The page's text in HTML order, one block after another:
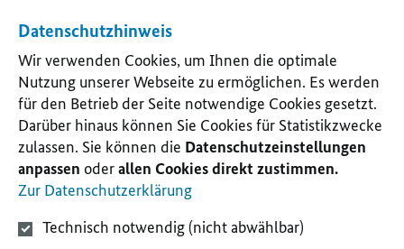
Datenschutzhinweis
Wir verwenden Cookies, um Ihnen die optimale
Nutzung unserer Webseite zu ermöglichen. Es werden
für den Betrieb der Seite notwendige Cookies gesetzt.
Darüber hinaus können Sie Cookies für Statistikzwecke
zulassen. Sie können die Datenschutzeinstellungen
anpassen oderallen Cookies direkt zustimmen.
Zur Datenschutzerklärung
Technisch notwendig (nicht abwählbar)